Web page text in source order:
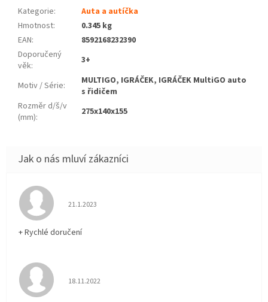
Kategorie:
Auta a autíčka
Hmotnost:
0.345 kg
EAN:
8592168232390
Doporučený
věk: 3+
Motiv / Série:
MULTIGO, IGRÁČEK, IGRÁČEK MultiGO auto
s řidičem
Rozměr d/š/v
(mm): 275x140x155
Hodnocení obchodu je 5 z 5 hvězdiček.
21.1.2023
+ Rychlé doručení
Hodnocení obchodu je 5 z 5 hvězdiček.
18.11.2022